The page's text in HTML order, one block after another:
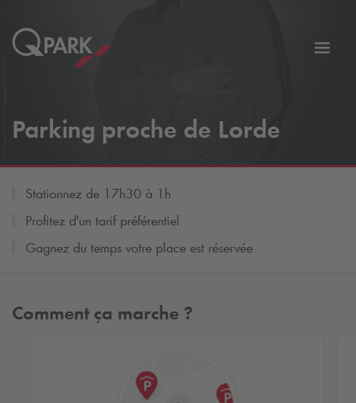
Parking proche de Lorde
Stationnez de 17h30 à 1h
Profitez d'un tarif préférentiel
Gagnez du temps votre place est réservée
Comment ça marche ?